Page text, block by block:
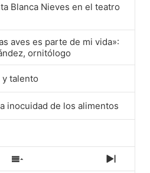
Blanca Nieves en el teatro
aves es parte de mi vida»:
ornitólogo
talento
inocuidad de los alimentos
Show
Next